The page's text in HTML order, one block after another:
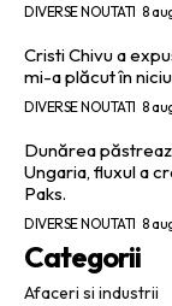
DIVERSE NOUTATI 8
Cristi Chivu a
mi-a plăcut în
DIVERSE NOUTATI 8
Dunărea
Ungaria, fluxul a
Paks.
DIVERSE NOUTATI 8
Categorii
Afaceri si industrii